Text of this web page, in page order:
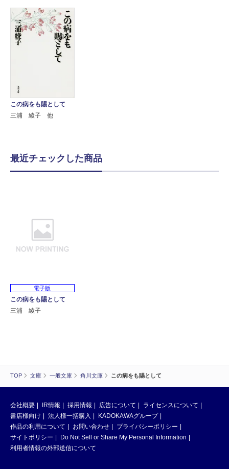
TOP 文庫 一般文庫 角川文庫 この病をも賜として
この病をも賜として
三浦 綾子 他
最近チェックした商品
電子版
この病をも賜として
三浦 綾子
会社概要 IR情報 採用情報 広告について
ライセンスについて
書店様向け
法人様一括購入
KADOKAWAグループ
作品の利用について
お問い合わせ
プライバシーポリシー
サイトポリシー
Do Not Sell or Share My Personal Information
利用者情報の外部送信について